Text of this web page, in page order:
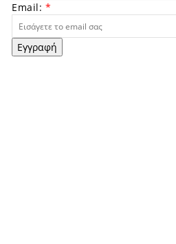
Email: *
Εγγραφή